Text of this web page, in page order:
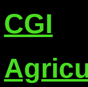
CGI